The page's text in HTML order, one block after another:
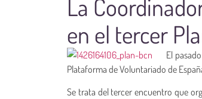
La
en el tercer
El
Plataforma de Voluntariado de
Se trata del tercer encuentro que